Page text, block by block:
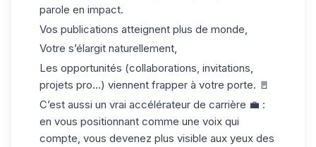
parole en impact.
Vos publications atteignent plus de monde,
Votre s’élargit naturellement,
Les opportunités (collaborations, invitations,
projets pro...) viennent frapper à votre porte. 🚪
C’est aussi un vrai accélérateur de carrière 💼 :
en vous positionnant comme une voix qui
compte, vous devenez plus visible aux yeux des